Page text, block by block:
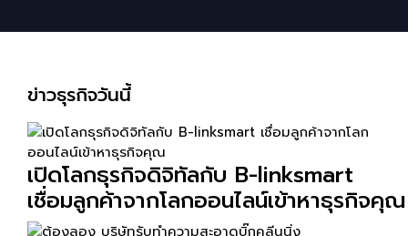
ข่าวธุรกิจวันนี้
เปิดโลกธุรกิจดิจิทัลกับ B-linksmart
เชื่อมลูกค้าจากโลกออนไลน์เข้าหาธุรกิจคุณ